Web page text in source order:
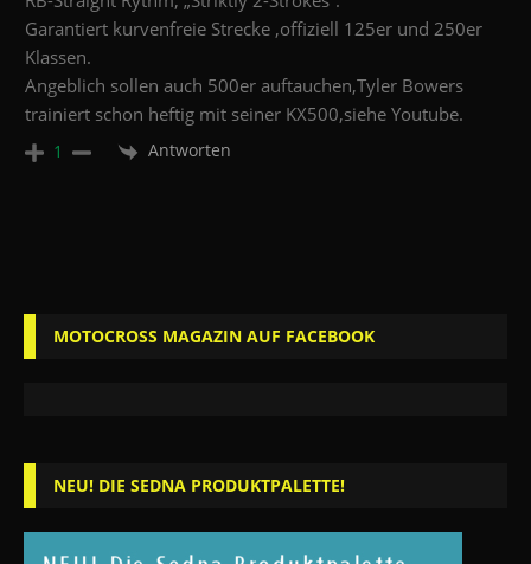
Garantiert kurvenfreie Strecke ,offiziell 125er und 250er
Klassen.
Angeblich sollen auch 500er auftauchen,Tyler Bowers
trainiert schon heftig mit seiner KX500,siehe Youtube.
1 Antworten
MOTOCROSS MAGAZIN AUF FACEBOOK
NEU! DIE SEDNA PRODUKTPALETTE!